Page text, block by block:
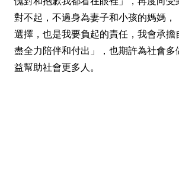
對不起，不過身為妻子和小孩的媽媽，
選擇，也是我要負起的責任，我會承擔
盡全力陪伴和付出」，也期許為社會
益幫助社會更多人。